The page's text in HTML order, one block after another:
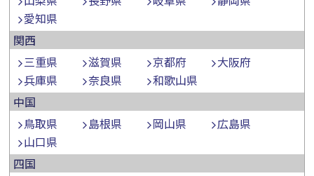
愛知県
関西
三重県
滋賀県 京都府
大阪府
兵庫県
奈良県
和歌山県
中国
鳥取県
島根県 岡山県
広島県
山口県
四国